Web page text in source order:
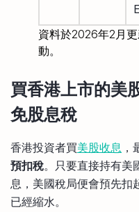
資料於2026年2月
動。
買香港上市的美
免股息稅
香港投資者買美股收息
預扣稅。只要直接持有美
息，美國稅局便會預先
已經縮水。